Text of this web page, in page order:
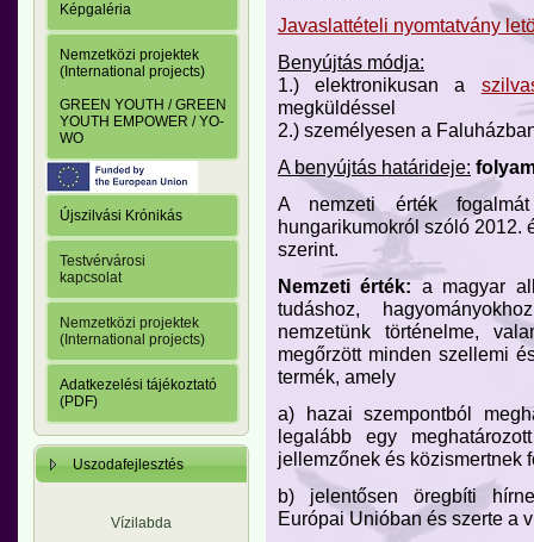
Képgaléria
Nemzetközi projektek
(International projects)
GREEN YOUTH / GREEN
YOUTH EMPOWER / YO-
WO
Újszilvási Krónikás
Testvérvárosi
kapcsolat
Nemzetközi projektek
(International projects)
Adatkezelési tájékoztató
(PDF)
Uszodafejlesztés
Vízilabda
Javaslattételi nyomtatvány
Benyújtás módja:
1.) elektronikusan a
megküldéssel
2.) személyesen a
A benyújtás határideje:
A nemzeti érték
hungarikumokról szóló 2012.
szerint.
Nemzeti érték:a magyar
tudáshoz,
nemzetünk történelme,
megőrzött minden szellemi
termék, amely
a) hazai szempontból
legalább egy
jellemzőnek és közismertnek
b) jelentősen öregbíti
Európai Unióban és szerte a